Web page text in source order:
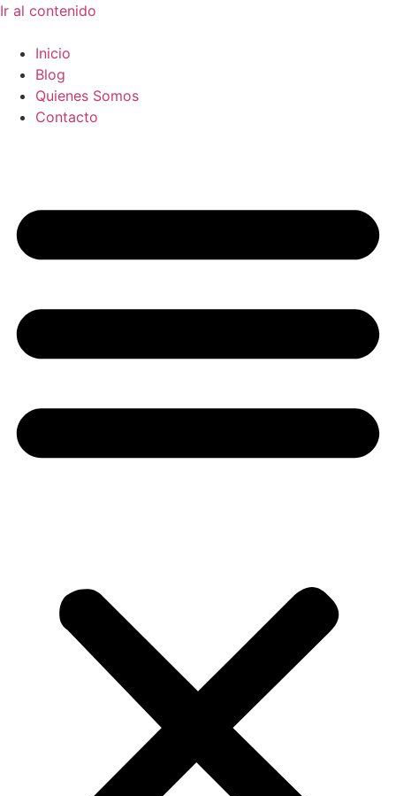
Ir al contenido
Inicio
Blog
Quienes Somos
Contacto